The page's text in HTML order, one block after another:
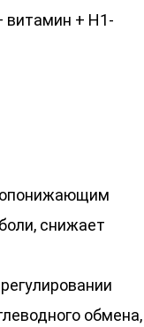
витамин + H1-
снижает
обмена,